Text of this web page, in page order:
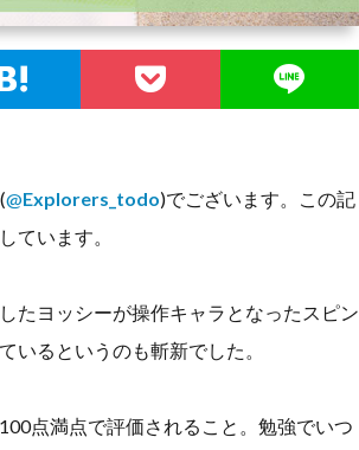
@Explorers_todo)でございます。この記
ています。
たヨッシーが操作キャラとなったスピン
いるというのも斬新でした。
点満点で評価されること。勉強でいつ